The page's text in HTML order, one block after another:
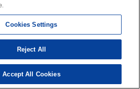
Cookies Settings
Reject All
Accept All Cookies